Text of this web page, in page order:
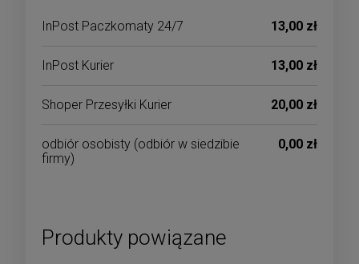
InPost Paczkomaty 24/7 13,00 zł
InPost Kurier 13,00 zł
Shoper Przesyłki Kurier 20,00 zł
odbiór osobisty (odbiór w siedzibie
firmy)
0,00 zł
Produkty powiązane